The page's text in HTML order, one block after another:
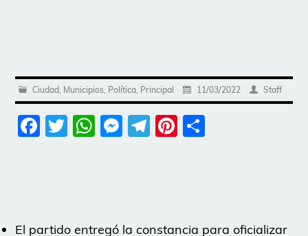
Ciudad Municipios Política Principal 11/03/2022 Staff
Facebook
Twitter
WhatsApp
Messenger
Telegram
Pinterest
El partido entregó la constancia para oficializar